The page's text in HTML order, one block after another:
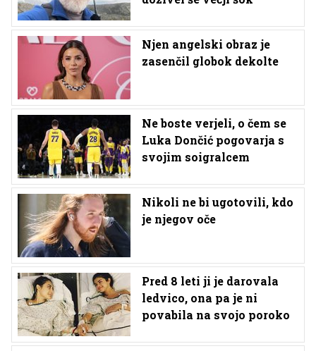
Njen angelski obraz je
zasenčil globok dekolte
Ne boste verjeli, o čem se
Luka Dončić pogovarja s
svojim soigralcem
Nikoli ne bi ugotovili, kdo
je njegov oče
Pred 8 leti ji je darovala
ledvico, ona pa je ni
povabila na svojo poroko